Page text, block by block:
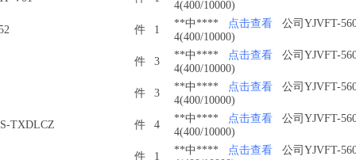
4(400/10000)
件 1
**中**** 点击查看
公司YJVFT-
4(400/10000)
件 3
**中**** 点击查看
公司YJVFT-
4(400/10000)
件 3
**中**** 点击查看
公司YJVFT-
4(400/10000)
TXDLCZ 件 4
**中**** 点击查看
公司YJVFT-
4(400/10000)
件 1
**中**** 点击查看
公司YJVFT-